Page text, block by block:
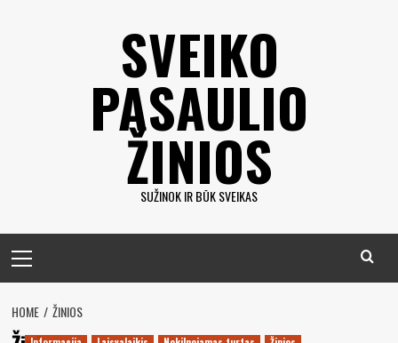
SVEIKO
PASAULIO
ŽINIOS
SUŽINOK IR BŪK SVEIKAS
meniu
HOME ŽINIOS